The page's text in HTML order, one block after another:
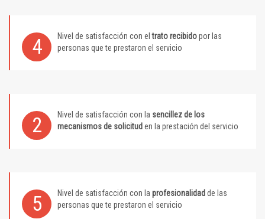
4 Nivel de satisfacción con eltrato recibidopor las
personas que te prestaron el servicio
2 Nivel de satisfacción con la sencillez de los
mecanismos de solicitud en la prestación del servicio
5 Nivel de satisfacción con la profesionalidad de las
personas que te prestaron el servicio